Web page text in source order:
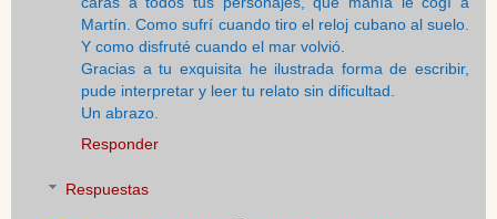
Martín. Como sufrí cuando tiro el reloj cubano al suelo.
Y como disfruté cuando el mar volvió.
Gracias a tu exquisita he ilustrada forma de escribir,
pude interpretar y leer tu relato sin dificultad.
Un abrazo.
Responder
Respuestas